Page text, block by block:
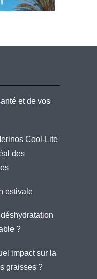
et de vos
Cool-Lite
des
estivale
?
impact sur la
graisses ?